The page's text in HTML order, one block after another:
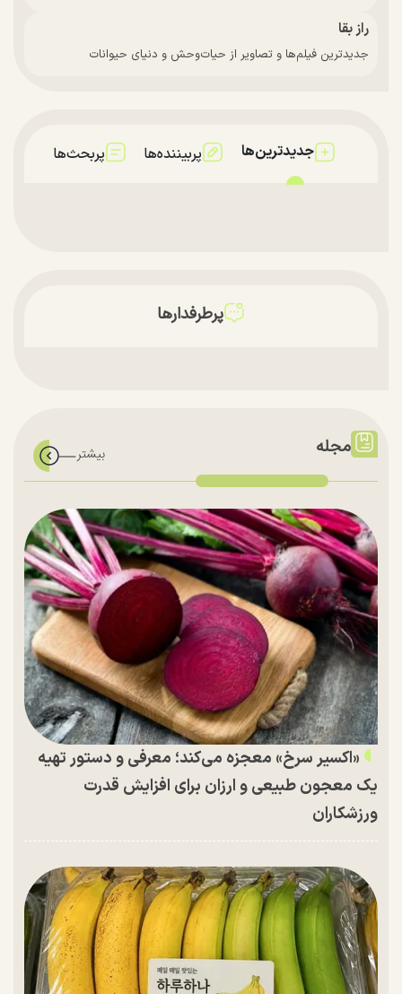
راز بقا
جدیدترین فیلم‌ها و تصاویر از حیات‌وحش و دنیای حیوانات
جدیدترین‌ها پربیننده‌ها پربحث‌ها
پرطرفدارها
مجله
«اکسیر سرخ» معجزه می‌کند؛ معرفی و دستور تهیه
یک معجون طبیعی و ارزان برای افزایش قدرت
ورزشکاران